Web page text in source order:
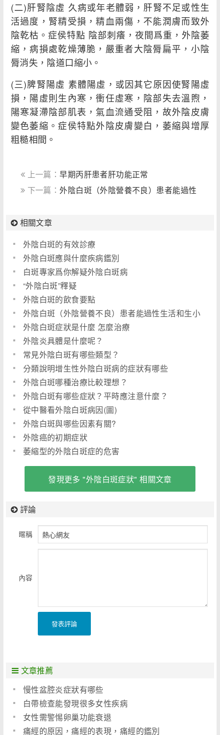
(二)肝腎陰虛 久病或年老體弱，肝腎不足或性生
活過度，腎精受損，精血兩傷，不能潤膚而致外
陰乾枯。症侯特點 陰部刺癢，夜間爲重，外陰萎
縮，病損處乾燥薄脆，嚴重者大陰脣扁平，小陰
脣消失，陰道口縮小。
(三)脾腎陽虛 素體陽虛，或因其它原因使腎陽虛
損，陽虛則生內寒，衝任虛寒，陰部失去溫煦，
陽寒凝滯陰部肌表，氣血流通受阻，故外陰皮膚
變色萎縮。症侯特點外陰皮膚變白，萎縮與增厚
粗糙相間。
上一篇：早期丙肝患者肝功能正常
下一篇：外陰白斑（外陰營養不良）患者能過性
相關文章
外陰白斑的有效診療
外陰白斑應與什麼疾病鑑別
白斑專家爲你解疑外陰白斑病
“外陰白斑”釋疑
外陰白斑的飲食要點
外陰白斑（外陰營養不良）患者能過性生活和生小
孩嗎外陰白斑症狀是什麼 怎麼治療
外陰炎具體是什麼呢？
常見外陰白斑有哪些類型？
分類說明增生性外陰白斑病的症狀有哪些
外陰白斑哪種治療比較理想？
外陰白斑有哪些症狀？平時應注意什麼？
從中醫看外陰白斑病因(圖)
外陰白斑與哪些因素有關?
外陰癌的初期症狀
萎縮型的外陰白斑症的危害
發現更多 "外陰白斑症狀" 相關文章
評論
暱稱
內容
發表評論
文章推薦
慢性盆腔炎症狀有哪些
白帶檢查能發現很多女性疾病
女性需警惕卵巢功能衰退
痛經的原因，痛經的表現，痛經的鑑別